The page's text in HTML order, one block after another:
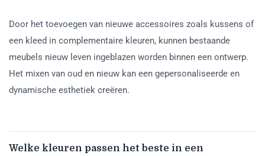
Door het toevoegen van nieuwe accessoires zoals kussens of
een kleed in complementaire kleuren, kunnen bestaande
meubels nieuw leven ingeblazen worden binnen een ontwerp.
Het mixen van oud en nieuw kan een gepersonaliseerde en
dynamische esthetiek creëren.
Welke kleuren passen het beste in een